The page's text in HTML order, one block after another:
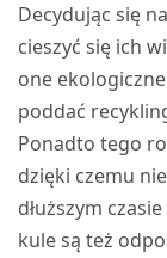
Decydując się
cieszyć się ich
one
poddać
Ponadto tego
dzięki czemu
dłuższym
kule są też